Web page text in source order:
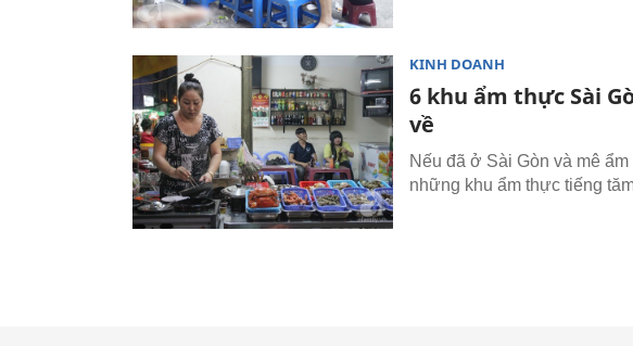
KINH DOANH
6 khu ẩm thực Sài
về
Nếu đã ở Sài Gòn và mê
những khu ẩm thực tiếng